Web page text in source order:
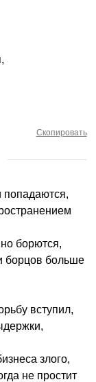
Скопировать
попадаются,
борются,
борцов больше
вступил,
злого,
не простит